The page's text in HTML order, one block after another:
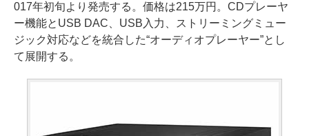
017年初旬より発売する。価格は215万円。CDプレーヤ
ー機能とUSB DAC、USB入力、ストリーミングミュー
ジック対応などを統合した“オーディオプレーヤー”とし
て展開する。